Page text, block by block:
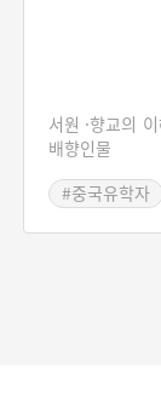
서원 ·향교의
배향인물
#중국유학자